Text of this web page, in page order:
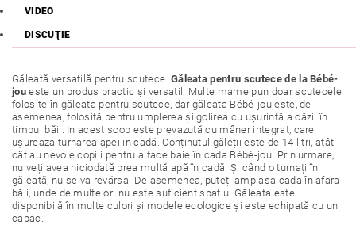
VIDEO
DISCUŢIE
Găleată versatilă pentru scutece. Găleata pentru scutece de la Bébé-
joueste un produs practic și versatil. Multe mame pun doar scutecele
folosite în găleata pentru scutece, dar găleata Bébé-jou este, de
asemenea, folosită pentru umplerea și golirea cu ușurință a căzii în
timpul băii. In acest scop este prevazută cu mâner integrat, care
ușureaza turnarea apei in cadă. Conținutul găleții este de 14 litri, atât
cât au nevoie copiii pentru a face baie în cada Bébé-jou. Prin urmare,
nu veți avea niciodată prea multă apă în cadă. Și când o turnați în
găleată, nu se va revărsa. De asemenea, puteți amplasa cada în afara
băii, unde de multe ori nu este suficient spațiu. Găleata este
disponibilă în multe culori și modele ecologice și este echipată cu un
capac.